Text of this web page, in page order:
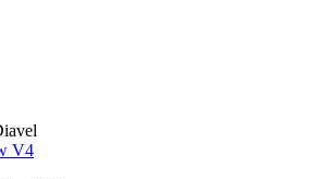
V4